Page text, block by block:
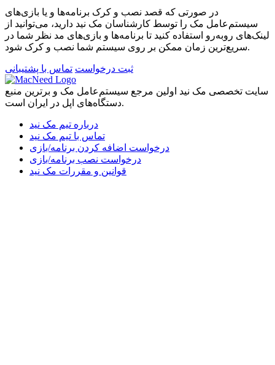
در صورتی که قصد نصب و کرک برنامه‌ها و یا بازی‌های
سیستم‌عامل مک را توسط کارشناسان مک نید دارید، می‌توانید از
لینک‌های رو‌به‌رو استفاده کنید تا برنامه‌ها و بازی‌های مد نظر شما در
سریع‌ترین زمان ممکن بر روی سیستم شما نصب و کرک شود.
ثبت درخواست تماس با پشتیبانی
سایت تخصصی مک نید اولین مرجع سیستم‌عامل مک و برترین منبع
دستگاه‌های اپل در ایران است.
درباره تیم مک نید
تماس با تیم مک نید
درخواست اضافه کردن برنامه/بازی
درخواست نصب برنامه/بازی
قوانین و مقررات مک نید